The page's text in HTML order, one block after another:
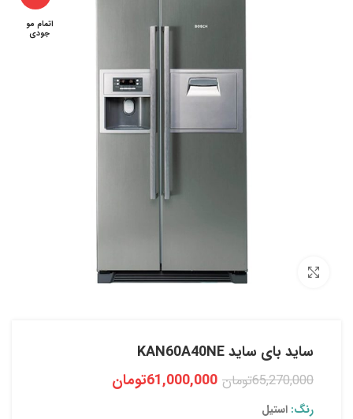
اتمام مو
جودی
بزرگنمایی تصویر
ساید بای ساید KAN60A40NE
65,270,000تومان 61,000,000تومان
رنگ: استیل